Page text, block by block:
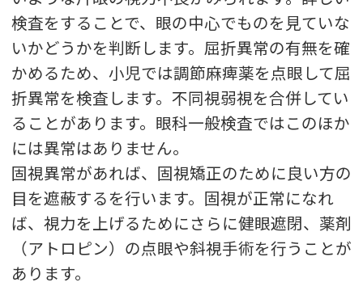
検査をすることで、眼の中心でものを見ていな
いかどうかを判断します。屈折異常の有無を確
かめるため、小児では調節麻痺薬を点眼して屈
折異常を検査します。不同視弱視を合併してい
ることがあります。眼科一般検査ではこのほか
には異常はありません。
固視異常があれば、固視矯正のために良い方の
目を遮蔽するを行います。固視が正常になれ
ば、視力を上げるためにさらに健眼遮閉、薬剤
（アトロピン）の点眼や斜視手術を行うことが
あります。